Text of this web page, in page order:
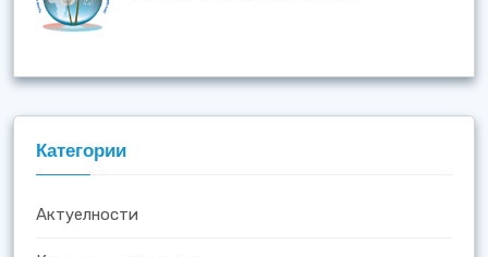
Категории
Актуелности